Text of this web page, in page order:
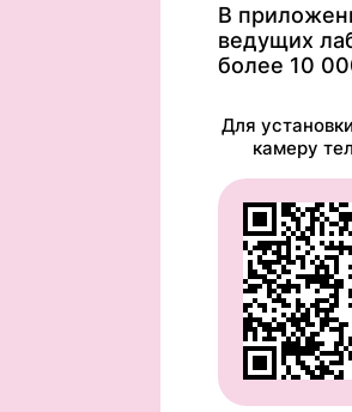
В
ведущих
более 10
Для
камеру